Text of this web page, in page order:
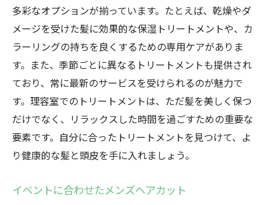
多彩なオプションが揃っています。たとえば、乾燥やダ
メージを受けた髪に効果的な保湿トリートメントや、カ
ラーリングの持ちを良くするための専用ケアがありま
す。また、季節ごとに異なるトリートメントも提供され
ており、常に最新のサービスを受けられるのが魅力で
す。理容室でのトリートメントは、ただ髪を美しく保つ
だけでなく、リラックスした時間を過ごすための重要な
要素です。自分に合ったトリートメントを見つけて、よ
り健康的な髪と頭皮を手に入れましょう。
イベントに合わせたメンズヘアカット